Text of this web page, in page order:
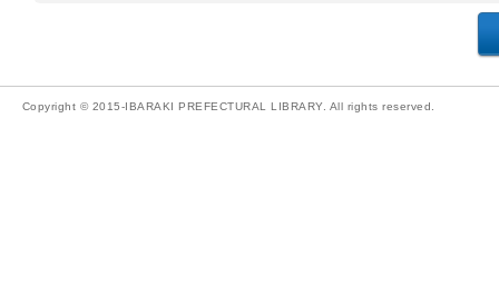
Copyright © 2015-IBARAKI PREFECTURAL LIBRARY. All rights reserved.